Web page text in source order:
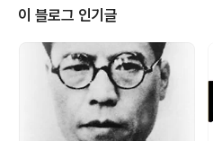
것을 관찰한 일이다. 그 이전까지 과학계의 통
관찰 증거가 거의 없음에도 불구하고 침팬지
는 것이었다. 그다음으로는 더욱 예기치 못한
했다. 침팬지 수컷이 흙더미처럼 쌓인 흰개미
크려 앉아, 긴 풀대 줄기를 정교하게 손질하
이 블로그 인기글